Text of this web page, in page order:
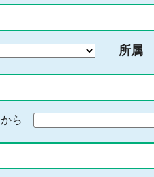
所属
から
終